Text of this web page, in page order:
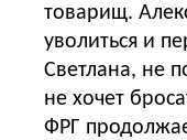
товарищ.
уволиться и
Светлана, не
не хочет
ФРГ